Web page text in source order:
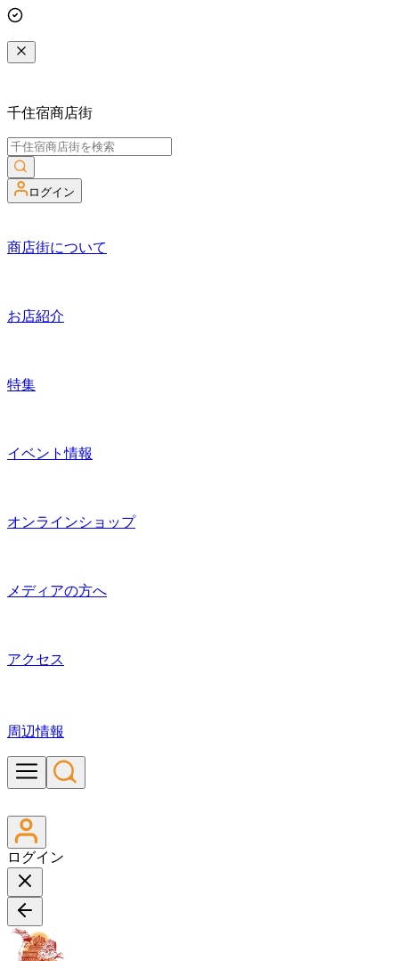
千住宿商店街
ログイン
商店街について
お店紹介
特集
イベント情報
オンラインショップ
メディアの方へ
アクセス
周辺情報
ログイン